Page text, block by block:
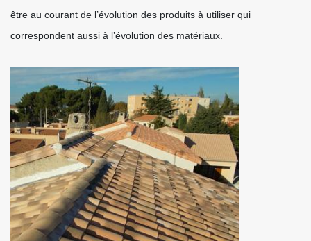
être au courant de l’évolution des produits à utiliser qui
correspondent aussi à l’évolution des matériaux.